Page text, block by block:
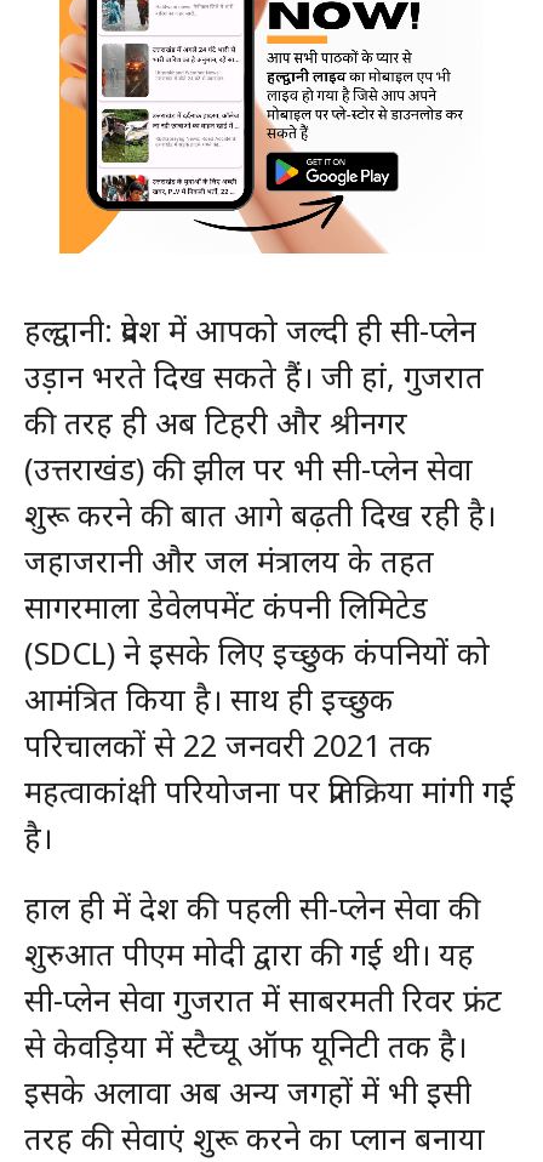
हल्द्वानी: प्रदेश में आपको जल्दी ही सी-प्लेन
उड़ान भरते दिख सकते हैं। जी हां, गुजरात
की तरह ही अब टिहरी और श्रीनगर
(उत्तराखंड) की झील पर भी सी-प्लेन सेवा
शुरू करने की बात आगे बढ़ती दिख रही है।
जहाजरानी और जल मंत्रालय के तहत
सागरमाला डेवेलपमेंट कंपनी लिमिटेड
(SDCL) ने इसके लिए इच्छुक कंपनियों को
आमंत्रित किया है। साथ ही इच्छुक
परिचालकों से 22 जनवरी 2021 तक
महत्वाकांक्षी परियोजना पर प्रतिक्रिया मांगी गई
है।
हाल ही में देश की पहली सी-प्लेन सेवा की
शुरुआत पीएम मोदी द्वारा की गई थी। यह
सी-प्लेन सेवा गुजरात में साबरमती रिवर फ्रंट
से केवड़िया में स्टैच्यू ऑफ यूनिटी तक है।
इसके अलावा अब अन्य जगहों में भी इसी
तरह की सेवाएं शुरू करने का प्लान बनाया